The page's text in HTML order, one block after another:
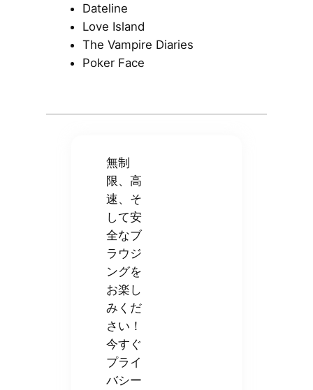
Dateline
Love Island
The Vampire Diaries
Poker Face
無制
限、高
速、そ
して安
全なブ
ラウジ
ングを
お楽し
みくだ
さい！
今すぐ
プライ
バシー